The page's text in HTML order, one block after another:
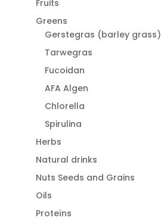
Fruits
Greens
Gerstegras (barley grass)
Tarwegras
Fucoidan
AFA Algen
Chlorella
Spirulina
Herbs
Natural drinks
Nuts Seeds and Grains
Oils
Proteïns